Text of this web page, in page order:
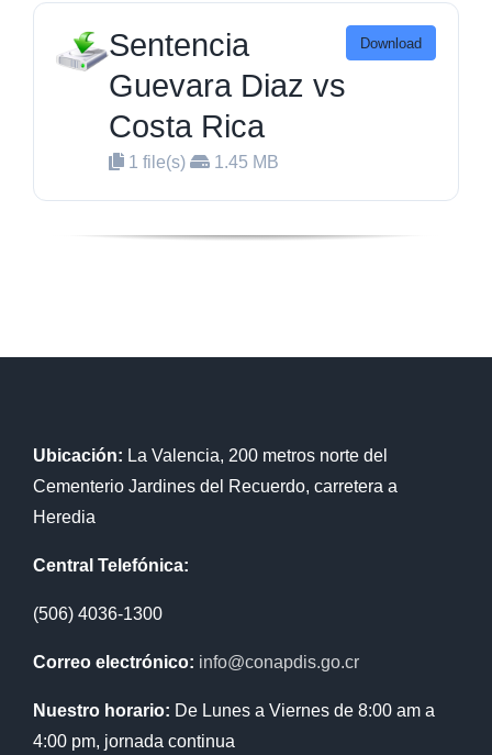
Sentencia
Guevara Diaz vs
Costa Rica
1 file(s) 1.45 MB
Download
Ubicación: La Valencia, 200 metros norte del
Cementerio Jardines del Recuerdo, carretera a
Heredia
Central Telefónica:
(506) 4036-1300
Correo electrónico: info@conapdis.go.cr
Nuestro horario: De Lunes a Viernes de 8:00 am a
4:00 pm, jornada continua